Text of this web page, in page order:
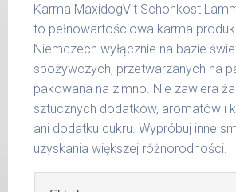
26 -
35 kg
800 g
36 -
50 kg
1000 g
51 -
65 kg
1200 g
Podane liczby są wartościami
Indywidualne potrzeby zależne
Karma MaxidogVit Schonkost
to pełnowartościowa karma
Niemczech wyłącznie na bazie
spożywczych, przetwarzanych na
pakowana na zimno. Nie zawiera
sztucznych dodatków, aromatów i
ani dodatku cukru. Wypróbuj inne
uzyskania większej różnorodności.